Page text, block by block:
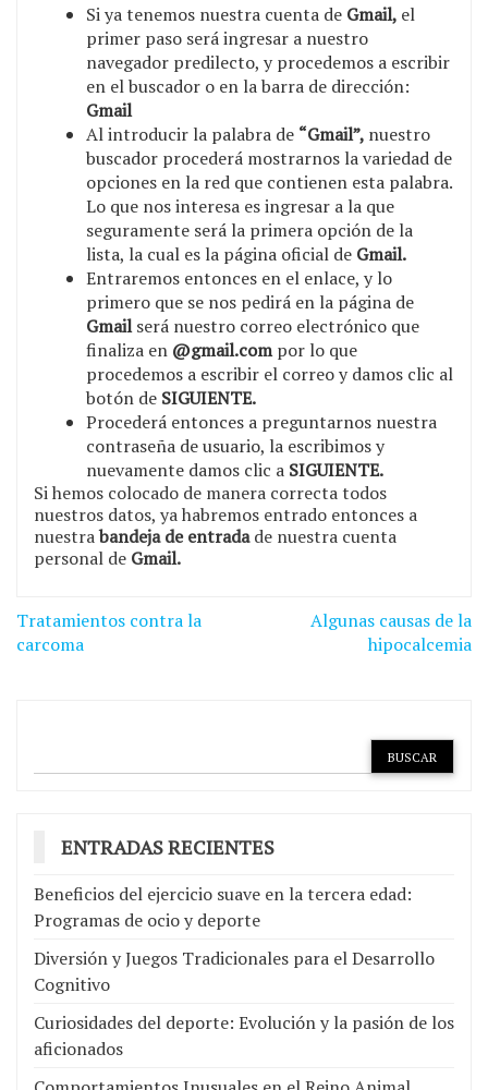
Si ya tenemos nuestra cuenta de Gmail, el
primer paso será ingresar a nuestro
navegador predilecto, y procedemos a escribir
en el buscador o en la barra de dirección:
Gmail
Al introducir la palabra de “Gmail”, nuestro
buscador procederá mostrarnos la variedad de
opciones en la red que contienen esta palabra.
Lo que nos interesa es ingresar a la que
seguramente será la primera opción de la
lista, la cual es la página oficial de Gmail.
Entraremos entonces en el enlace, y lo
primero que se nos pedirá en la página de
Gmailserá nuestro correo electrónico que
finaliza en @gmail.compor lo que
procedemos a escribir el correo y damos clic al
botón de SIGUIENTE.
Procederá entonces a preguntarnos nuestra
contraseña de usuario, la escribimos y
nuevamente damos clic a SIGUIENTE.
Si hemos colocado de manera correcta todos
nuestros datos, ya habremos entrado entonces a
nuestrabandeja de entradade nuestra cuenta
personal de Gmail.
Navegación
de
Tratamientos contra la
carcoma
Algunas causas de la
hipocalcemia
ENTRADAS RECIENTES
Beneficios del ejercicio suave en la tercera edad:
Programas de ocio y deporte
Diversión y Juegos Tradicionales para el Desarrollo
Cognitivo
Curiosidades del deporte: Evolución y la pasión de los
aficionados